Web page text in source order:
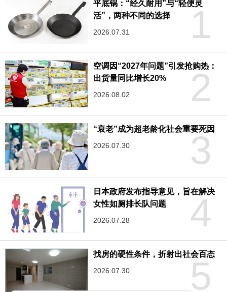
1
平底锅：“经久耐用”与“轻便灵
活”，两种不同的选择
2026.07.31
2
空调因“2027年问题”引发抢购热：
出货量同比增长20%
2026.08.02
3
“衰老”成为超老龄化社会重要死因
2026.07.30
4
日本政府发布指导意见，旨在解决
女性如厕排长队问题
2026.07.28
5
找房的硬性条件，折射出社会百态
2026.07.30